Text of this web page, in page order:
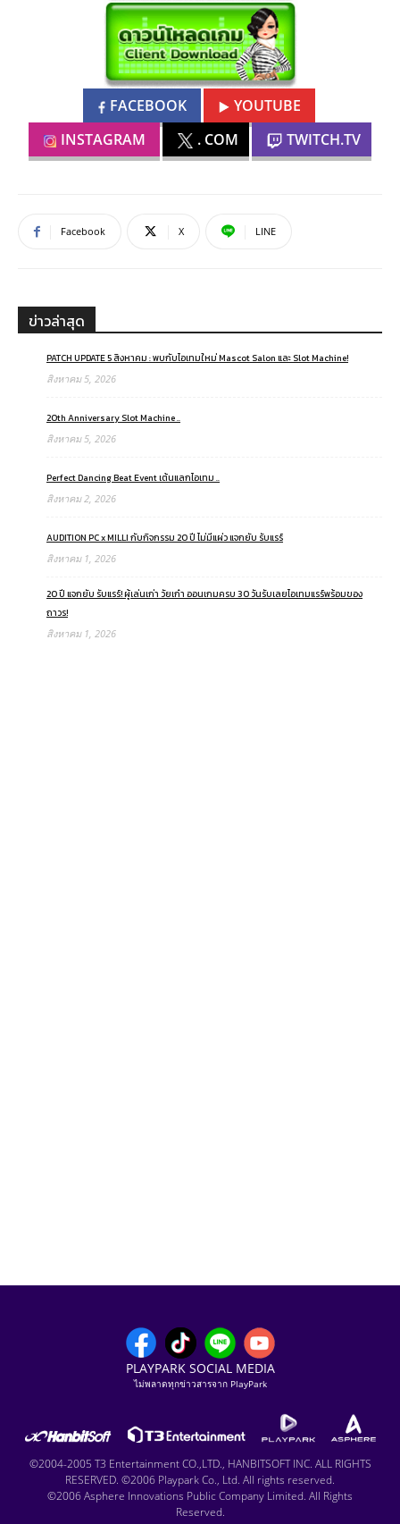
FACEBOOK
YOUTUBE
INSTAGRAM
. COM TWITCH.TV
Facebook X LINE
ข่าวล่าสุด
PATCH UPDATE 5 สิงหาคม : พบกับไอเทมใหม่ Mascot Salon และ Slot Machine!
สิงหาคม 5, 2026
20th Anniversary Slot Machine ..
สิงหาคม 5, 2026
Perfect Dancing Beat Event เต้นแลกไอเทม ..
สิงหาคม 2, 2026
AUDITION PC x MILLI กับกิจกรรม 20 ปี ไม่มีแผ่ว แจกยับ รับแรร์
สิงหาคม 1, 2026
20 ปี แจกยับ รับแรร์! ผู้เล่นเก่า วัยเก๋า ออนเกมครบ 30 วันรับเลยไอเทมแรร์พร้อมของ
ถาวร!
สิงหาคม 1, 2026
PLAYPARK SOCIAL MEDIA
ไม่พลาดทุกข่าวสารจาก PlayPark
©2004-2005 T3 Entertainment CO.,LTD., HANBITSOFT INC. ALL RIGHTS
RESERVED. ©2006 Playpark Co., Ltd. All rights reserved.
©2006 Asphere Innovations Public Company Limited. All Rights
Reserved.